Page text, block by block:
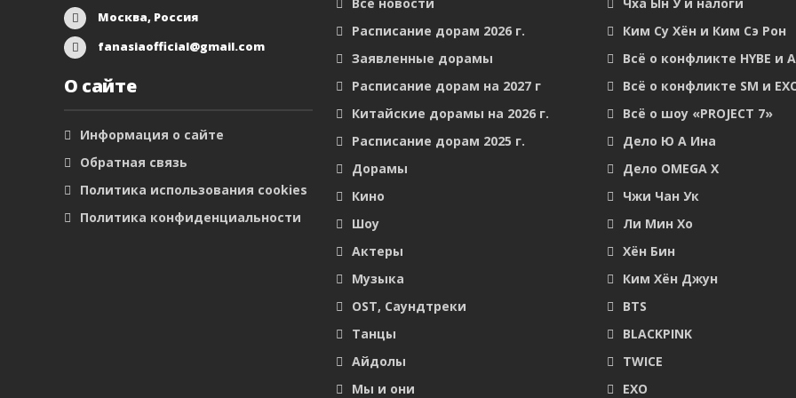
Москва, Россия
fanasiaofficial@gmail.com
О сайте
Информация о сайте
Обратная связь
Политика использования cookies
Политика конфиденциальности
Расписание дорам 2026 г.
Заявленные дорамы
Расписание дорам на 2027 г
Китайские дорамы на 2026 г.
Расписание дорам 2025 г.
Дорамы
Кино
Шоу
Актеры
Музыка
OST, Саундтреки
Танцы
Айдолы
Мы и они
Ким Су Хён и Ким Сэ Рон
Всё о конфликте HYBE и
Всё о конфликте SM и
Всё о шоу «PROJECT 7»
Дело Ю А Ина
Дело OMEGA X
Чжи Чан Ук
Ли Мин Хо
Хён Бин
Ким Хён Джун
BTS
BLACKPINK
TWICE
EXO